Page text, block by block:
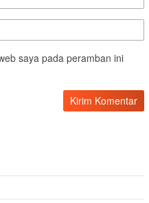
saya pada peramban ini